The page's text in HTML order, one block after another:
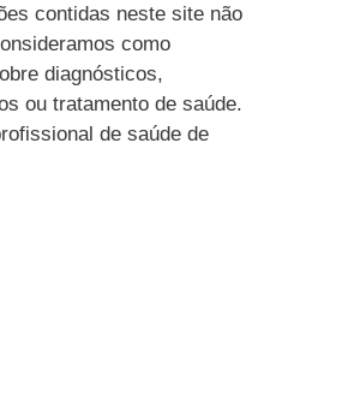
contidas neste site não
como
diagnósticos,
ou tratamento de saúde.
de saúde de